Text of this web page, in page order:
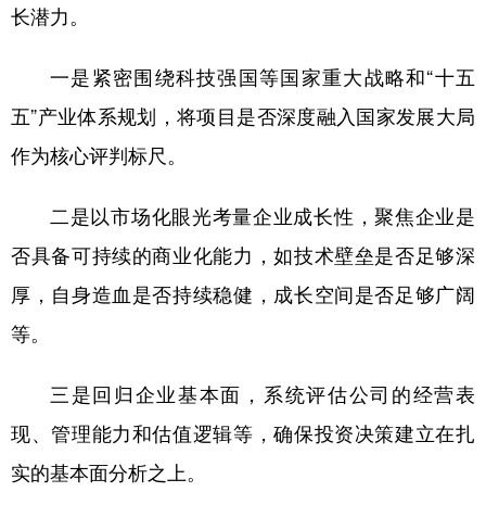
长潜力。
一是紧密围绕科技强国等国家重大战略和“十五
五”产业体系规划，将项目是否深度融入国家发展大局
作为核心评判标尺。
二是以市场化眼光考量企业成长性，聚焦企业是
否具备可持续的商业化能力，如技术壁垒是否足够深
厚，自身造血是否持续稳健，成长空间是否足够广阔
等。
三是回归企业基本面，系统评估公司的经营表
现、管理能力和估值逻辑等，确保投资决策建立在扎
实的基本面分析之上。